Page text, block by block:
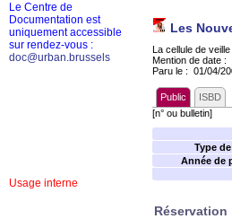
Les
La cellule de veille
Mention de date :
Paru le : 01/04/
Public
ISBD
[n° ou bulletin]
Type
Année de
Réservation
Le Centre de
Documentation est
uniquement accessible
sur rendez-vous :
doc@urban.brussels
Usage interne